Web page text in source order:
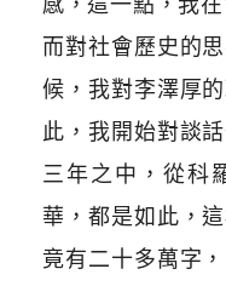
而對社會歷史的
候，我對李澤厚
此，我開始對談
三年之中，從科
華，都是如此，
竟有二十多萬字